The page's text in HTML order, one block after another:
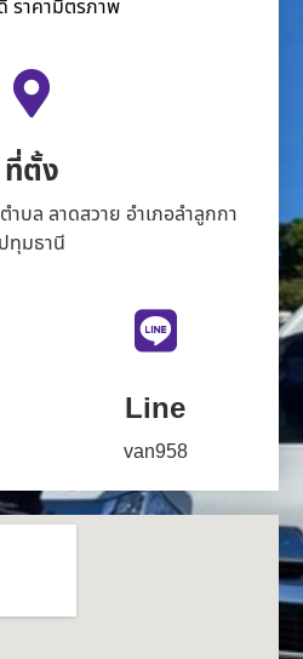
ราคามิตรภาพ
ที่ตั้ง
บล ลาดสวาย อำเภอลำลูกกา
ปทุมธานี
Line
van958